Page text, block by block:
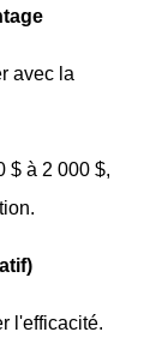
avec la
$ à 2 000 $,
l'efficacité.